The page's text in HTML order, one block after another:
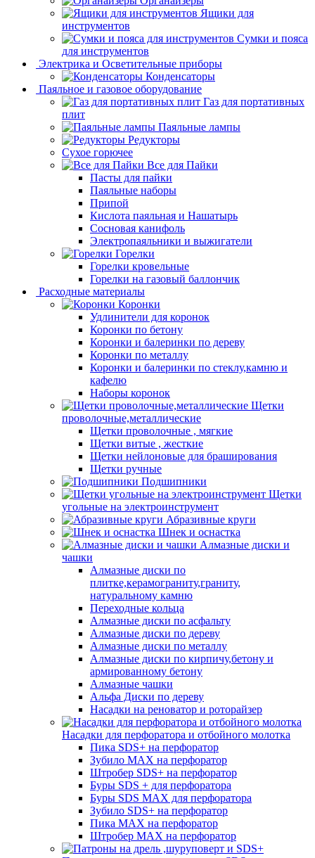
Ящики для
инструментов
Сумки и пояса
для инструментов
Электрика и Осветительные приборы
Конденсаторы
Паяльное и газовое оборудование
Газ для портативных
плит
Паяльные лампы
Редукторы
Сухое горючее
Все для Пайки
Пасты для пайки
Паяльные наборы
Припой
Кислота паяльная и Нашатырь
Сосновая канифоль
Электропаяльники и выжигатели
Горелки
Горелки кровельные
Горелки на газовый баллончик
Расходные материалы
Коронки
Удлинители для коронок
Коронки по бетону
Коронки и балеринки по дереву
Коронки по металлу
Коронки и балеринки по стеклу,камню и
кафелю
Наборы коронок
Щетки
проволочные,металлические
Щетки проволочные , мягкие
Щетки витые , жесткие
Щетки нейлоновые для браширования
Щетки ручные
Подшипники
Щетки
угольные на электроинструмент
Абразивные круги
Шнек и оснастка
Алмазные диски и
чашки
Алмазные диски по
плитке,керамограниту,граниту,
натуральному камню
Переходные кольца
Алмазные диски по асфальту
Алмазные диски по дереву
Алмазные диски по металлу
Алмазные диски по кирпичу,бетону и
армированному бетону
Алмазные чашки
Альфа Диски по дереву
Насадки на реноватор и роторайзер
Насадки для перфоратора и отбойного молотка
Пика SDS+ на перфоратор
Зубило MAX на перфоратор
Штробер SDS+ на перфоратор
Буры SDS + для перфоратора
Буры SDS MAX для перфоратора
Зубило SDS+ на перфоратор
Пика MAX на перфоратор
Штробер MAX на перфоратор